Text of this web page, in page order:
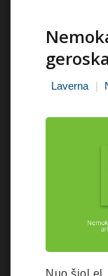
Laverna
Nuo šiol